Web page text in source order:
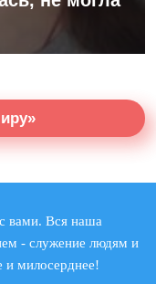
вами. Вся наша
- служение людям и
и милосерднее!